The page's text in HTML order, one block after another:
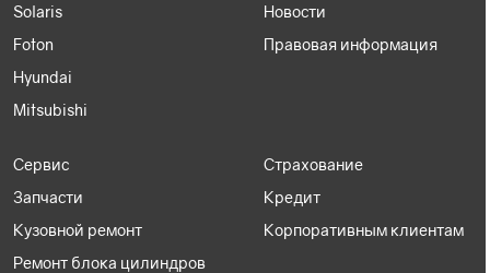
Solaris
Foton
Hyundai
Mitsubishi
Новости
Правовая информация
Сервис
Запчасти
Кузовной ремонт
Ремонт блока цилиндров
Страхование
Кредит
Корпоративным клиентам